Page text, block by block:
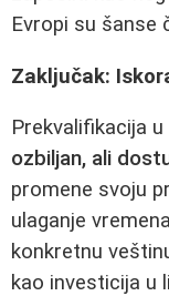
Evropi su šanse
Zaključak:
Prekvalifikacija
ozbiljan, ali
promene svoju
ulaganje
konkretnu
kao investicija u